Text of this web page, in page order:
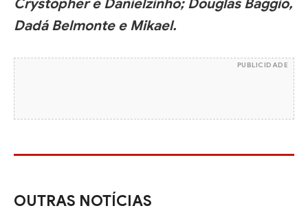
Crystopher e Danielzinho; Douglas Baggio,
Dadá Belmonte e Mikael.
PUBLICIDADE
OUTRAS NOTÍCIAS